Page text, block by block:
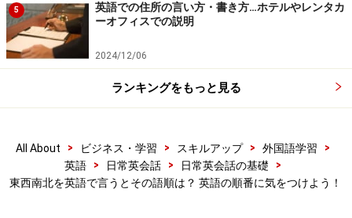
【編集部おすすめの購入サイト】
Amazonで英会話関連の書籍をチェック！
楽天市場で英会話関連の書籍をチェック！
5
英語での住所の言い方・書き方…ホテルやレンタカ
ーオフィスでの説明
2024/12/06
ランキングをもっと見る
All About > ビジネス・学習 > スキルアップ > 外国語学習
>
英語
> 日常英会話 > 日常英会話の基礎
>
東西南北を英語で言うとその語順は？ 英語の順番に気をつけよう！